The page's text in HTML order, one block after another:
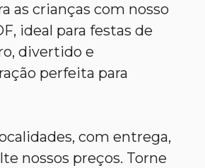
as crianças com nosso
ideal para festas de
divertido e
perfeita para
com entrega,
nossos preços. Torne